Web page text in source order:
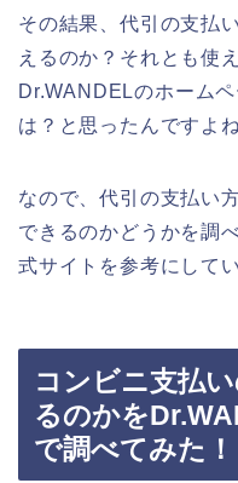
その結果、代引の支払
えるのか？それとも使
Dr.WANDELのホーム
は？と思ったんですよね
なので、代引の支払い
できるのかどうかを調
式サイトを参考にして
コンビニ支払
るのかを
で調べてみた！